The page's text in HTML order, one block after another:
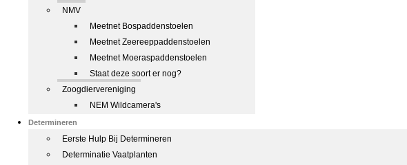
NMV
Meetnet Bospaddenstoelen
Meetnet Zeereeppaddenstoelen
Meetnet Moeraspaddenstoelen
Staat deze soort er nog?
Zoogdiervereniging
NEM Wildcamera's
Determineren
Eerste Hulp Bij Determineren
Determinatie Vaatplanten